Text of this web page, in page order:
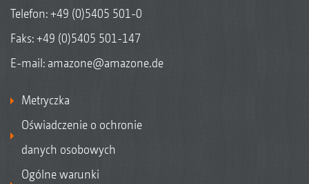
Telefon:+49 (0)5405 501-0
Faks: +49 (0)5405 501-147
E-mail: amazone@amazone.de
Metryczka
Oświadczenie o ochronie
danych osobowych
Ogólne warunki